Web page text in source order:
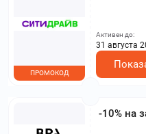
ПРОМОКОД
Активен до:
31 августа
-10% на